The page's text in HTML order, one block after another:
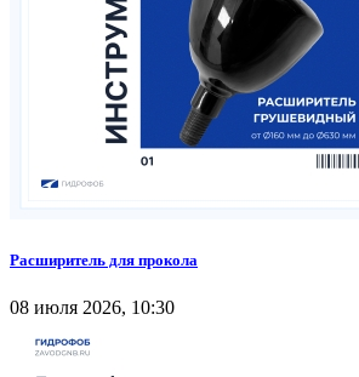
Расширитель для прокола
08 июля 2026, 10:30